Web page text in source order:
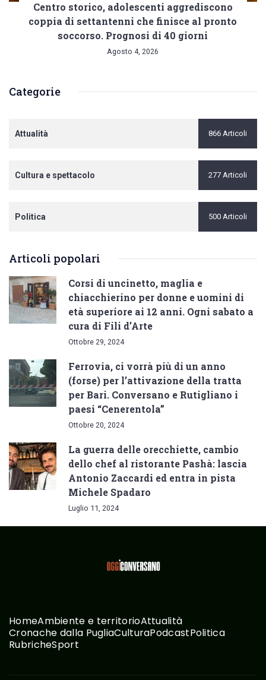
Centro storico, adolescenti aggrediscono
coppia di settantenni che finisce al pronto
soccorso. Prognosi di 40 giorni
Agosto 4, 2026
Categorie
Attualità 866 Articoli
Cultura e spettacolo 277 Articoli
Politica 500 Articoli
Articoli popolari
Corsi di uncinetto, maglia e
chiacchierino per donne e uomini di
età superiore ai 12 anni. Ogni sabato a
cura di Fili d’Arte
Ottobre 29, 2024
Ferrovia, ci vorrà più di un anno
(forse) per l’attivazione della tratta
per Bari. Conversano e Rutigliano i
paesi “Cenerentola”
Ottobre 20, 2024
La guerra delle orecchiette, cambio
dello chef al ristorante Pashà: lascia
Antonio Zaccardi ed entra in pista
Michele Spadaro
Luglio 11, 2024
HomeAmbiente e territorioAttualità
Cronache dalla PugliaCulturaPodcastPolitica
RubricheSport